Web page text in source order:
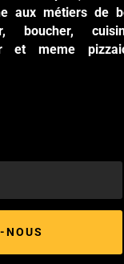
aux métiers de
boucher,
et meme
NOUS